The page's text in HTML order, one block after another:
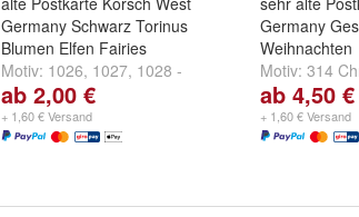
Germany Schwarz Torinus
Blumen Elfen Fairies
Motiv: 1026, 1027, 1028 -
"fleckig"undweitere ...
ab 2,00 €
+ 1,60 € Versand
Germany
Weihnachten
Motiv: 314
445 2
weitere ...
ab 4,50 €
+ 1,60 € Versand